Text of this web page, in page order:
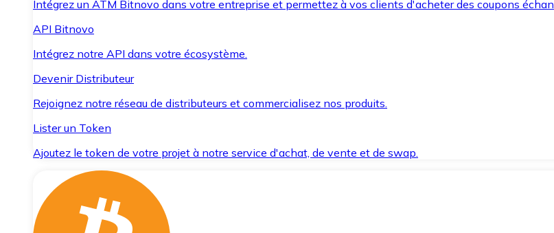
Intégrez un ATM Bitnovo dans votre entreprise et permettez à vos clients d'acheter des coupons
API Bitnovo
Intégrez notre API dans votre écosystème.
Devenir Distributeur
Rejoignez notre réseau de distributeurs et commercialisez nos produits.
Lister un Token
Ajoutez le token de votre projet à notre service d'achat, de vente et de swap.